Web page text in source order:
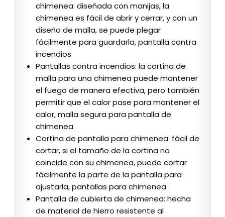
chimenea: diseñada con manijas, la
chimenea es fácil de abrir y cerrar, y con un
diseño de malla, se puede plegar
fácilmente para guardarla, pantalla contra
incendios
Pantallas contra incendios: la cortina de
malla para una chimenea puede mantener
el fuego de manera efectiva, pero también
permitir que el calor pase para mantener el
calor, malla segura para pantalla de
chimenea
Cortina de pantalla para chimenea: fácil de
cortar, si el tamaño de la cortina no
coincide con su chimenea, puede cortar
fácilmente la parte de la pantalla para
ajustarla, pantallas para chimenea
Pantalla de cubierta de chimenea: hecha
de material de hierro resistente al